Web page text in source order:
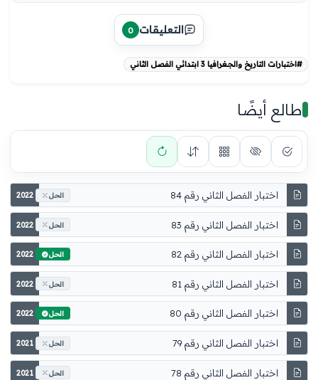
التعليقات 0
#اختبارات التاريخ والجغرافيا 3 ابتدائي الفصل الثاني
طالع أيضًا
اختبار الفصل الثاني رقم 84 2022 الحل
اختبار الفصل الثاني رقم 83 2022 الحل
اختبار الفصل الثاني رقم 82 2022 الحل
اختبار الفصل الثاني رقم 81 2022 الحل
اختبار الفصل الثاني رقم 80 2022 الحل
اختبار الفصل الثاني رقم 79 2021 الحل
اختبار الفصل الثاني رقم 78 2021 الحل